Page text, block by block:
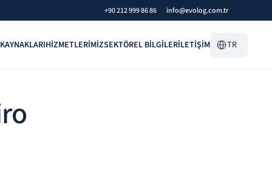
+90 212 999 86 86 info@evolog.com.tr
HİZMETLERİMİZSEKTÖREL BİLGİLERİLETİŞİM TR